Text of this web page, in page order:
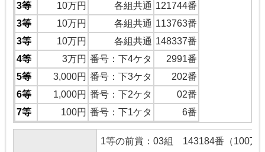
3等
10万円 各組共通 121744番
3等
10万円 各組共通 113763番
3等
10万円 各組共通 148337番
4等
3万円 番号：下4ケタ
2991番
5等
3,000円 番号：下3ケタ
202番
6等
1,000円 番号：下2ケタ
02番
7等
100円 番号：下1ケタ 6番
1等の前賞：03組 143184番（100万